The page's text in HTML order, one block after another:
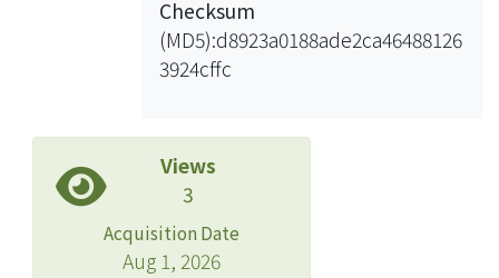
Checksum
(MD5):d8923a0188ade2ca46488126
3924cffc
Views
3
Acquisition Date
Aug 1, 2026